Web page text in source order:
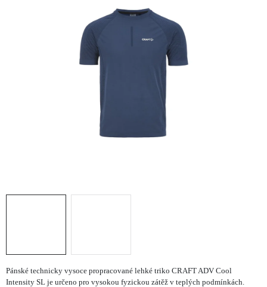
CYKLO Servis
Pánské technicky vysoce propracované lehké triko CRAFT ADV Cool
Intensity SL je určeno pro vysokou fyzickou zátěž v teplých podmínkách.